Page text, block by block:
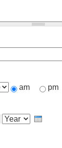
am pm
Year